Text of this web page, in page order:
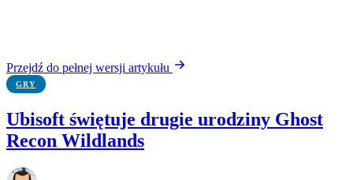
Przejdź do pełnej wersji artykułu
GRY
Ubisoft świętuje drugie urodziny Ghost
Recon Wildlands